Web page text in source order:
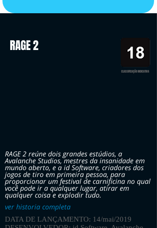
RAGE 2
CLASSIFICAÇÃO INDICATIVA
RAGE 2 reúne dois grandes estúdios, a
Avalanche Studios, mestres da insanidade em
mundo aberto, e a id Software, criadores dos
jogos de tiro em primeira pessoa, para
proporcionar um festival de carnificina no qual
você pode ir a qualquer lugar, atirar em
qualquer coisa e explodir tudo.
ver historia completa
DATA DE LANÇAMENTO: 14/mai/2019